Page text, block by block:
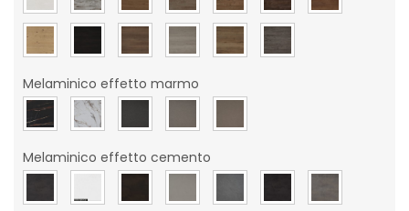
Melaminico effetto marmo
Melaminico effetto cemento